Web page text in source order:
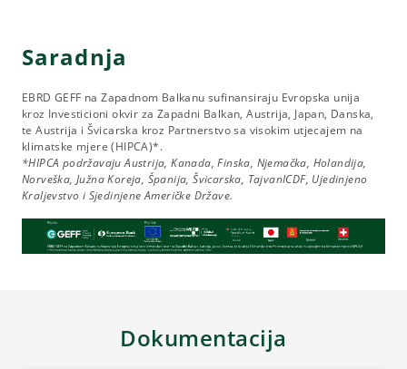
Saradnja
EBRD GEFF na Zapadnom Balkanu sufinansiraju Evropska unija
kroz Investicioni okvir za Zapadni Balkan, Austrija, Japan, Danska,
te Austrija i Švicarska kroz Partnerstvo sa visokim utjecajem na
klimatske mjere (HIPCA)*.
*HIPCA podržavaju Austrija, Kanada, Finska, Njemačka, Holandija,
Norveška, Južna Koreja, Španija, Švicarska, TajvanICDF, Ujedinjeno
Kraljevstvo i Sjedinjene Američke Države.
Dokumentacija